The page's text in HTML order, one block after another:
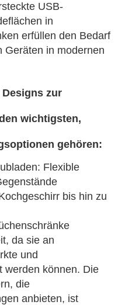
USB-
in
erfüllen den Bedarf
Geräten in modernen
zur
wichtigsten,
gehören:
Flexible
bis hin zu
da sie an
und
werden können. Die
die
anbieten, ist